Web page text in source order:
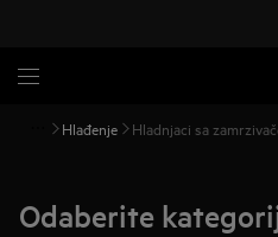
Hlađenje Hladnjaci sa
Odaberite